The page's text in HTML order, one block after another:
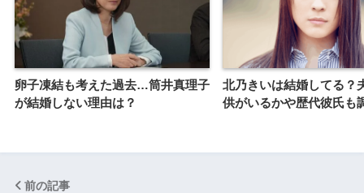
卵子凍結も考えた過去…筒井真理子
が結婚しない理由は？
北乃きいは結婚してる？
供がいるかや歴代彼氏も
前の記事